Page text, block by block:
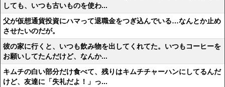
しても、いつも古いものを使わ...
父が仮想通貨投資にハマって退職金をつぎ込んでいる…なんとか止め
させたいのだが。
彼の家に行くと、いつも飲み物を出してくれてた。いつもコーヒーを
お願いしてたんだけど、なんか...
キムチの白い部分だけ食べて、残りはキムチチャーハンにしてるんだ
けど、友達に「失礼だよ！」っ...